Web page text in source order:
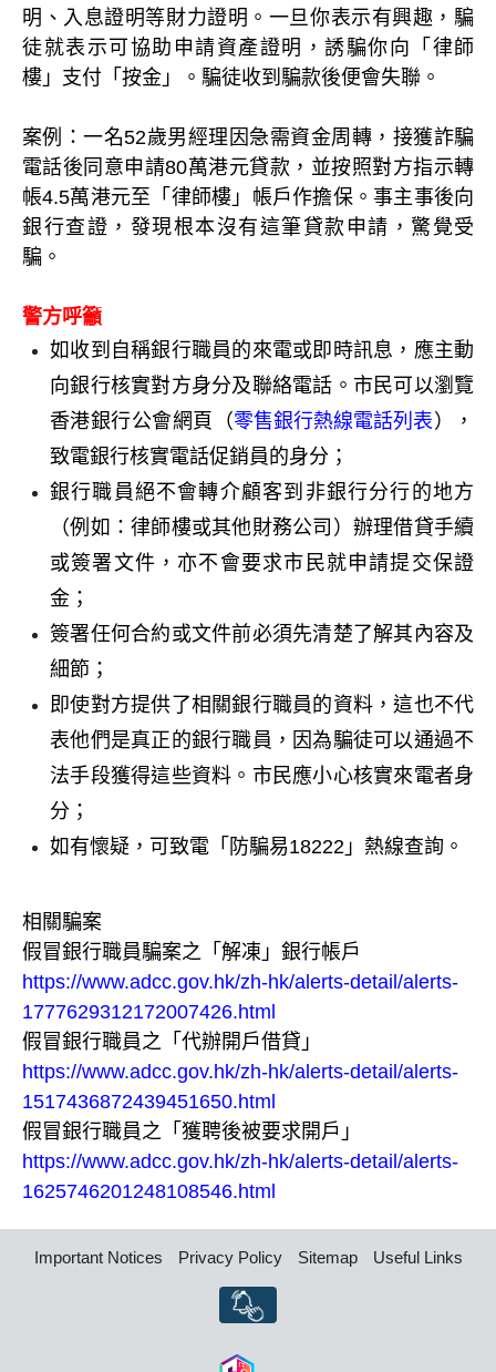
明、入息證明等財力證明。一旦你表示有興趣，騙
徒就表示可協助申請資產證明，誘騙你向「律師
樓」支付「按金」。騙徒收到騙款後便會失聯。
案例：一名52歲男經理因急需資金周轉，接獲詐騙
電話後同意申請80萬港元貸款，並按照對方指示轉
帳4.5萬港元至「律師樓」帳戶作擔保。事主事後向
銀行查證，發現根本沒有這筆貸款申請，驚覺受
騙。
警方呼籲
如收到自稱銀行職員的來電或即時訊息，應主動
向銀行核實對方身分及聯絡電話。市民可以瀏覽
香港銀行公會網頁（零售銀行熱線電話列表），
致電銀行核實電話促銷員的身分；
銀行職員絕不會轉介顧客到非銀行分行的地方
（例如：律師樓或其他財務公司）辦理借貸手續
或簽署文件，亦不會要求市民就申請提交保證
金；
簽署任何合約或文件前必須先清楚了解其內容及
細節；
即使對方提供了相關銀行職員的資料，這也不代
表他們是真正的銀行職員，因為騙徒可以通過不
法手段獲得這些資料。市民應小心核實來電者身
分；
如有懷疑，可致電「防騙易18222」熱線查詢。
相關騙案
假冒銀行職員騙案之「解凍」銀行帳戶
https://www.adcc.gov.hk/zh-hk/alerts-detail/alerts-
1777629312172007426.html
假冒銀行職員之「代辦開戶借貸」
https://www.adcc.gov.hk/zh-hk/alerts-detail/alerts-
1517436872439451650.html
假冒銀行職員之「獲聘後被要求開戶」
https://www.adcc.gov.hk/zh-hk/alerts-detail/alerts-
1625746201248108546.html
Important Notices Privacy Policy Sitemap Useful Links